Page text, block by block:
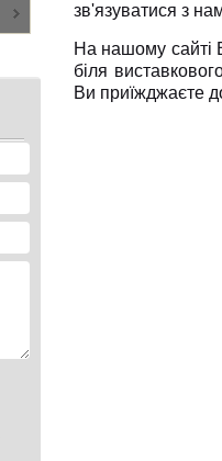
зв'язуватися з
На нашому сайті
біля
Ви приїжджаєте